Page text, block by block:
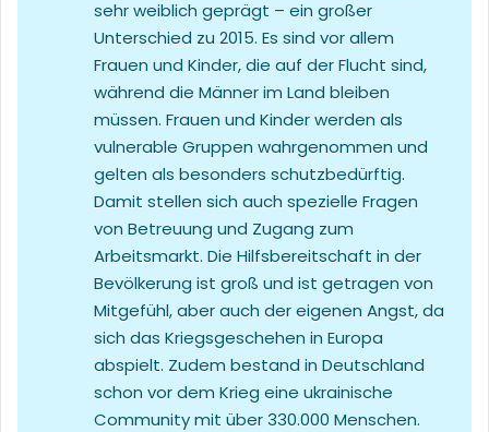
sehr weiblich geprägt – ein großer
Unterschied zu 2015. Es sind vor allem
Frauen und Kinder, die auf der Flucht sind,
während die Männer im Land bleiben
müssen. Frauen und Kinder werden als
vulnerable Gruppen wahrgenommen und
gelten als besonders schutzbedürftig.
Damit stellen sich auch spezielle Fragen
von Betreuung und Zugang zum
Arbeitsmarkt. Die Hilfsbereitschaft in der
Bevölkerung ist groß und ist getragen von
Mitgefühl, aber auch der eigenen Angst, da
sich das Kriegsgeschehen in Europa
abspielt. Zudem bestand in Deutschland
schon vor dem Krieg eine ukrainische
Community mit über 330.000 Menschen.